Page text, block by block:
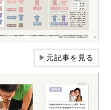
▶元記事を見る